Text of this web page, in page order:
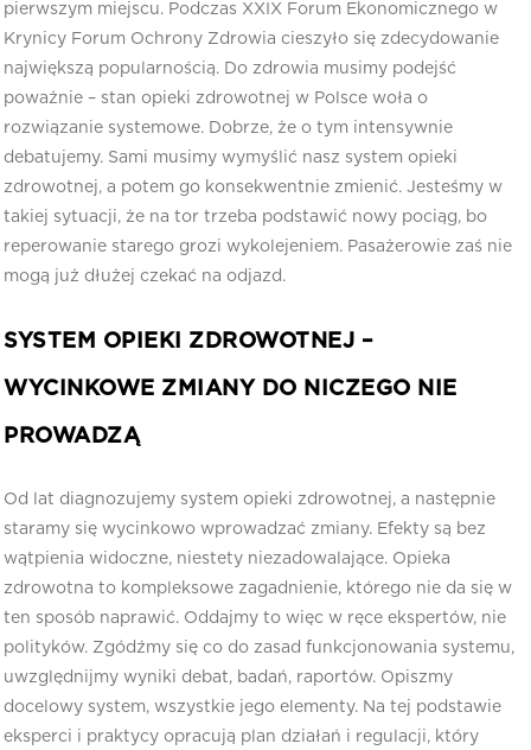
pierwszym miejscu. Podczas XXIX Forum Ekonomicznego w
Krynicy Forum Ochrony Zdrowia cieszyło się zdecydowanie
największą popularnością. Do zdrowia musimy podejść
poważnie – stan opieki zdrowotnej w Polsce woła o
rozwiązanie systemowe. Dobrze, że o tym intensywnie
debatujemy. Sami musimy wymyślić nasz system opieki
zdrowotnej, a potem go konsekwentnie zmienić. Jesteśmy w
takiej sytuacji, że na tor trzeba podstawić nowy pociąg, bo
reperowanie starego grozi wykolejeniem. Pasażerowie zaś nie
mogą już dłużej czekać na odjazd.
SYSTEM OPIEKI ZDROWOTNEJ –
WYCINKOWE ZMIANY DO NICZEGO NIE
PROWADZĄ
Od lat diagnozujemy system opieki zdrowotnej, a następnie
staramy się wycinkowo wprowadzać zmiany. Efekty są bez
wątpienia widoczne, niestety niezadowalające. Opieka
zdrowotna to kompleksowe zagadnienie, którego nie da się w
ten sposób naprawić. Oddajmy to więc w ręce ekspertów, nie
polityków. Zgódźmy się co do zasad funkcjonowania systemu,
uwzględnijmy wyniki debat, badań, raportów. Opiszmy
docelowy system, wszystkie jego elementy. Na tej podstawie
eksperci i praktycy opracują plan działań i regulacji, który